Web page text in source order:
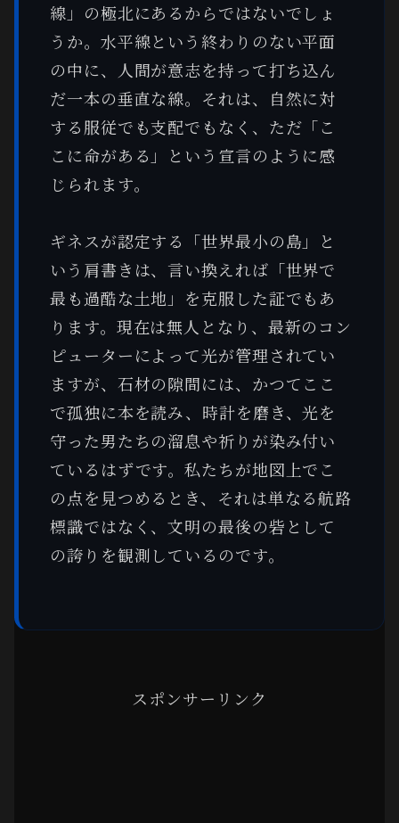
線」の極北にあるからではないでしょ
うか。水平線という終わりのない平面
の中に、人間が意志を持って打ち込ん
だ一本の垂直な線。それは、自然に対
する服従でも支配でもなく、ただ「こ
こに命がある」という宣言のように感
じられます。
ギネスが認定する「世界最小の島」と
いう肩書きは、言い換えれば「世界で
最も過酷な土地」を克服した証でもあ
ります。現在は無人となり、最新のコン
ピューターによって光が管理されてい
ますが、石材の隙間には、かつてここ
で孤独に本を読み、時計を磨き、光を
守った男たちの溜息や祈りが染み付い
ているはずです。私たちが地図上でこ
の点を見つめるとき、それは単なる航路
標識ではなく、文明の最後の砦として
の誇りを観測しているのです。
スポンサーリンク